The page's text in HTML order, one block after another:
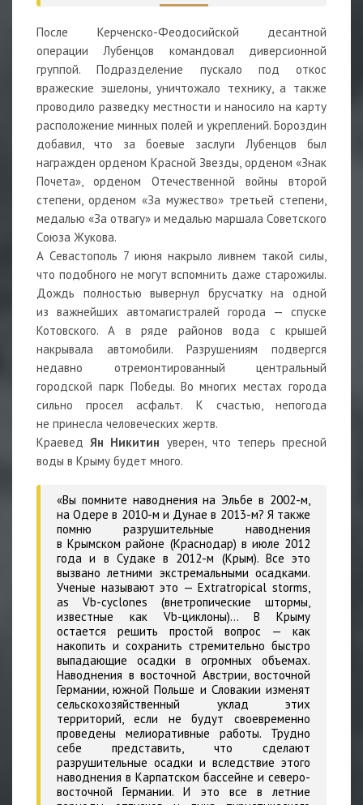
После Керченско-Феодосийской десантной
операции Лубенцов командовал диверсионной
группой. Подразделение пускало под откос
вражеские эшелоны, уничтожало технику, а также
проводило разведку местности и наносило на карту
расположение минных полей и укреплений. Бороздин
добавил, что за боевые заслуги Лубенцов был
награжден орденом Красной Звезды, орденом «Знак
Почета», орденом Отечественной войны второй
степени, орденом «За мужество» третьей степени,
медалью «За отвагу» и медалью маршала Советского
Союза Жукова.
А Севастополь 7 июня накрыло ливнем такой силы,
что подобного не могут вспомнить даже старожилы.
Дождь полностью вывернул брусчатку на одной
из важнейших автомагистралей города — спуске
Котовского. А в ряде районов вода с крышей
накрывала автомобили. Разрушениям подвергся
недавно отремонтированный центральный
городской парк Победы. Во многих местах города
сильно просел асфальт. К счастью, непогода
не принесла человеческих жертв.
КраеведЯн Никитин уверен, что теперь пресной
воды в Крыму будет много.
«Вы помните наводнения на Эльбе в 2002-м,
на Одере в 2010-м и Дунае в 2013-м? Я также
помню разрушительные наводнения
в Крымском районе (Краснодар) в июле 2012
года и в Судаке в 2012-м (Крым). Все это
вызвано летними экстремальными осадками.
Ученые называют это — Extratropical storms,
as Vb-cyclones (внетропические штормы,
известные как Vb-циклоны)… В Крыму
остается решить простой вопрос — как
накопить и сохранить стремительно быстро
выпадающие осадки в огромных объемах.
Наводнения в восточной Австрии, восточной
Германии, южной Польше и Словакии изменят
сельскохозяйственный уклад этих
территорий, если не будут своевременно
проведены мелиоративные работы. Трудно
себе представить, что сделают
разрушительные осадки и вследствие этого
наводнения в Карпатском бассейне и северо-
восточной Германии. И это все в летние